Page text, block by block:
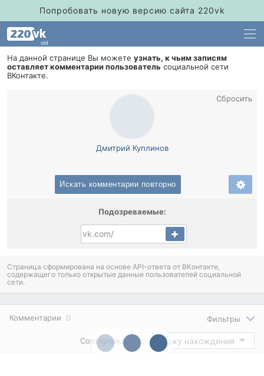
Попробовать новую версию сайта 220vk
old
На данной странице Вы можете узнать, к чьим записям
оставляет комментарии пользователь социальной сети
Контакте.
Дмитрий Куплино
Сбросить
Искать комментарии повторно
Подозреваемые:
Страница сформирована на основе API-ответа от ВКонтакте,
содержащего только открытые данные пользователей социальной
сети.
Комментарии 0 Фильтры
Сортировка По порядку нахождения